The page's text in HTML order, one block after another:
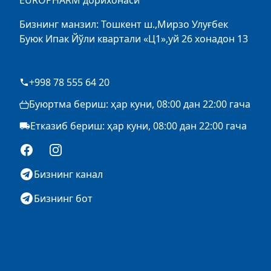
Бизнинг манзил: Тошкент ш.,Мирзо Улуғбек
Буюк Ипак Йўли квартали «Ц1»,уй 26 хонадон 13
+998 78 555 64 20
Буюртма бериш: ҳар куни, 08:00 дан 22:00 гача
Етказиб бериш: ҳар куни, 08:00 дан 22:00 гача
FacebookInstagram
Бизнинг канал
Бизнинг бот